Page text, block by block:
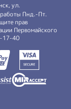
ул.
работы Пнд.-Пт.
прав
Первомайского
17-40